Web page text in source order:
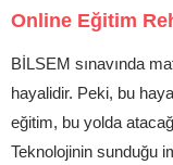
Online Eğitim
BİLSEM sınavında
hayalidir. Peki, bu
eğitim, bu yolda
Teknolojinin sunduğu